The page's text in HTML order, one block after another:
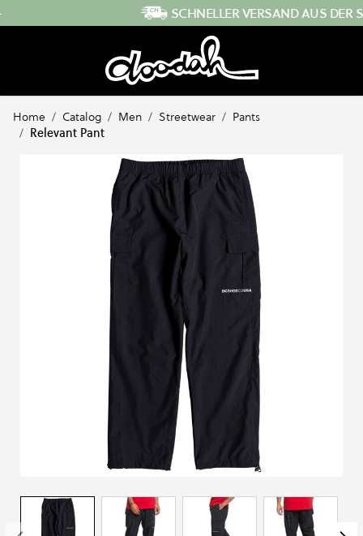
SCHNELLER VERSAND AUS DER SCHWEIZ
Home / Catalog / Men / Streetwear / Pants
/ Relevant Pant